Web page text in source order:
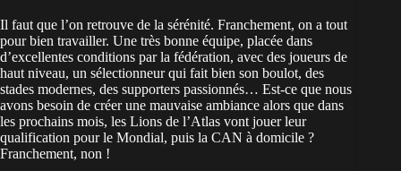
Il faut que l’on retrouve de la sérénité. Franchement, on a tout
pour bien travailler. Une très bonne équipe, placée dans
d’excellentes conditions par la fédération, avec des joueurs de
haut niveau, un sélectionneur qui fait bien son boulot, des
stades modernes, des supporters passionnés… Est-ce que nous
avons besoin de créer une mauvaise ambiance alors que dans
les prochains mois, les Lions de l’Atlas vont jouer leur
qualification pour le Mondial, puis la CAN à domicile ?
Franchement, non !